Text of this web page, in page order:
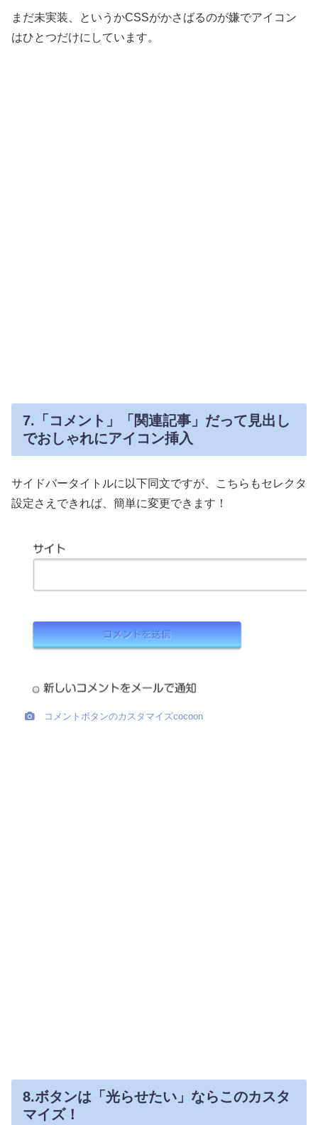
まだ未実装、というかCSSがかさばるのが嫌でアイコン
はひとつだけにしています。
7.「コメント」「関連記事」だって見出し
でおしゃれにアイコン挿入
サイドバータイトルに以下同文ですが、こちらもセレクタ
設定さえできれば、簡単に変更できます！
コメントボタンのカスタマイズcocoon
8.ボタンは「光らせたい」ならこのカスタ
マイズ！